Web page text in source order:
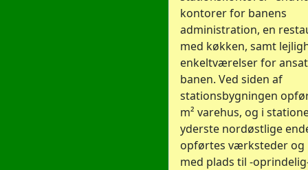
kontorer for banens
administration, en
med køkken, samt
enkeltværelser for
banen. Ved siden af
stationsbygningen
m² varehus, og i
yderste nordøstlige
opførtes værksteder og
med plads til -